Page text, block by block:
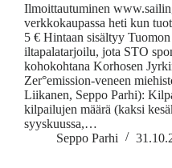
Ilmoittautuminen
verkkokaupassa heti kun
5 € Hintaan sisältyy
iltapalatarjoilu, jota STO
kohokohtana Korhosen
Zer°emission-veneen
Liikanen, Seppo Parhi):
kilpailujen määrä (kaksi
syyskuussa,…
Seppo Parhi